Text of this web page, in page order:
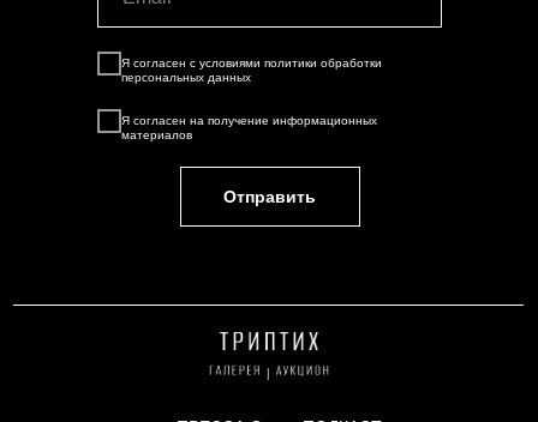
Я согласен с условиями политики обработки
персональных данных
Я согласен на получение информационных
материалов
Отправить